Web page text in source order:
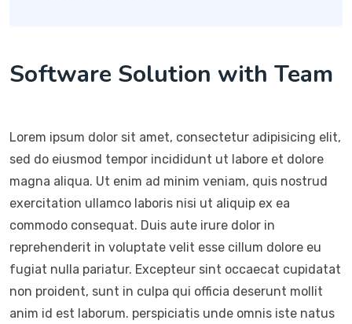
Software Solution with Team
Lorem ipsum dolor sit amet, consectetur adipisicing elit,
sed do eiusmod tempor incididunt ut labore et dolore
magna aliqua. Ut enim ad minim veniam, quis nostrud
exercitation ullamco laboris nisi ut aliquip ex ea
commodo consequat. Duis aute irure dolor in
reprehenderit in voluptate velit esse cillum dolore eu
fugiat nulla pariatur. Excepteur sint occaecat cupidatat
non proident, sunt in culpa qui officia deserunt mollit
anim id est laborum. perspiciatis unde omnis iste natus